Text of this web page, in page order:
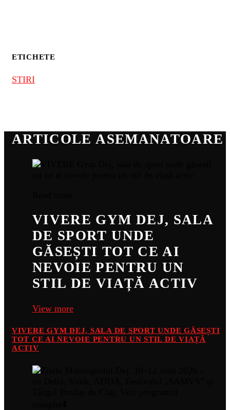
ETICHETE
STIRI
ARTICOLE ASEMANATOARE
VIVERE GYM DEJ, SALA
DE SPORT UNDE
GĂSEȘTI TOT CE AI
NEVOIE PENTRU UN
STIL DE VIAȚĂ ACTIV
View more
VIVERE GYM DEJ, SALA DE SPORT UNDE GĂSEȘTI
TOT CE AI NEVOIE PENTRU UN STIL DE VIAȚĂ
ACTIV